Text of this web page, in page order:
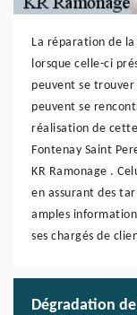
La réparation de
lorsque celle-ci
peuvent se
peuvent se
réalisation de
Fontenay Saint
KR Ramonage .
en assurant des
amples
ses chargés de
Dégradation